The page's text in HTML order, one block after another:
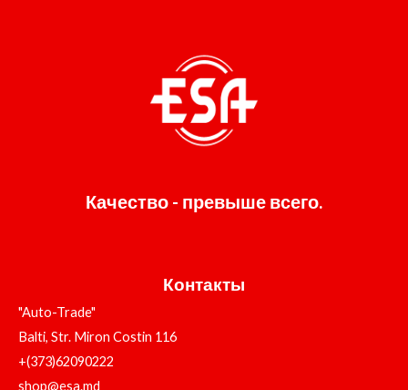
Качество - превыше всего.
Контакты
"Auto-Trade"
Balti, Str. Miron Costin 116
+(373)62090222
shop@esa.md